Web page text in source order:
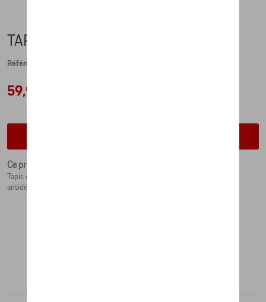
TAPIS DE SOURIS
Référence: WAP0500020MPAD
59,99 €
Ce produit n'est actuellement pas de stock
Tapis de souris en cuir en forme de l'emblème Porsche avec couche
antidérapante au fond.